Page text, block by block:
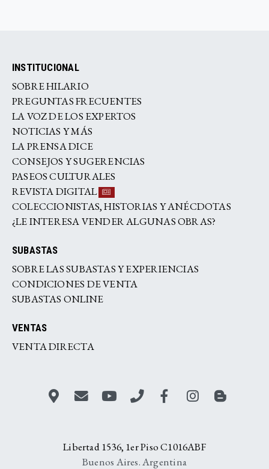
INSTITUCIONAL
SOBRE HILARIO
PREGUNTAS FRECUENTES
LA VOZ DE LOS EXPERTOS
NOTICIAS Y MÁS
LA PRENSA DICE
CONSEJOS Y SUGERENCIAS
PASEOS CULTURALES
REVISTA DIGITAL
COLECCIONISTAS, HISTORIAS Y ANÉCDOTAS
¿LE INTERESA VENDER ALGUNAS OBRAS?
SUBASTAS
SOBRE LAS SUBASTAS Y EXPERIENCIAS
CONDICIONES DE VENTA
SUBASTAS ONLINE
VENTAS
VENTA DIRECTA
Libertad 1536, 1er Piso C1016ABF
Buenos Aires. Argentina